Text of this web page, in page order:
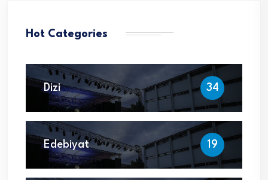
Hot Categories
Dizi 34
Edebiyat 19